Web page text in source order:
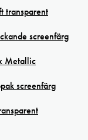
transparent
screenfärg
Metallic
screenfärg